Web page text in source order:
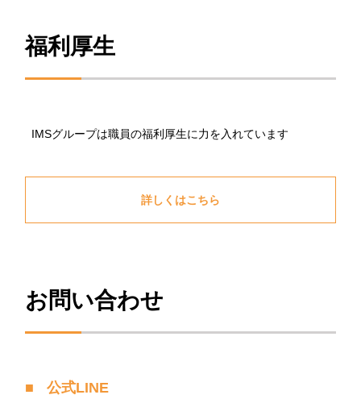
福利厚生
IMSグループは職員の福利厚生に力を入れています
詳しくはこちら
お問い合わせ
公式LINE